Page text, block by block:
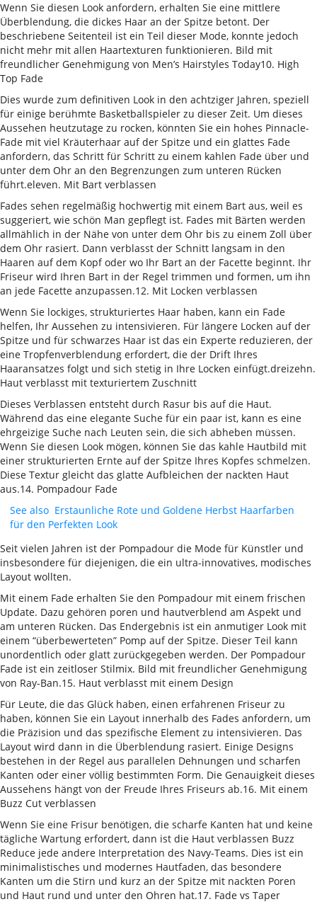
Wenn Sie diesen Look anfordern, erhalten Sie eine mittlere
Überblendung, die dickes Haar an der Spitze betont. Der
beschriebene Seitenteil ist ein Teil dieser Mode, konnte jedoch
nicht mehr mit allen Haartexturen funktionieren. Bild mit
freundlicher Genehmigung von Men’s Hairstyles Today10. High
Top Fade
Dies wurde zum definitiven Look in den achtziger Jahren, speziell
für einige berühmte Basketballspieler zu dieser Zeit. Um dieses
Aussehen heutzutage zu rocken, könnten Sie ein hohes Pinnacle-
Fade mit viel Kräuterhaar auf der Spitze und ein glattes Fade
anfordern, das Schritt für Schritt zu einem kahlen Fade über und
unter dem Ohr an den Begrenzungen zum unteren Rücken
führt.eleven. Mit Bart verblassen
Fades sehen regelmäßig hochwertig mit einem Bart aus, weil es
suggeriert, wie schön Man gepflegt ist. Fades mit Bärten werden
allmählich in der Nähe von unter dem Ohr bis zu einem Zoll über
dem Ohr rasiert. Dann verblasst der Schnitt langsam in den
Haaren auf dem Kopf oder wo Ihr Bart an der Facette beginnt. Ihr
Friseur wird Ihren Bart in der Regel trimmen und formen, um ihn
an jede Facette anzupassen.12. Mit Locken verblassen
Wenn Sie lockiges, strukturiertes Haar haben, kann ein Fade
helfen, Ihr Aussehen zu intensivieren. Für längere Locken auf der
Spitze und für schwarzes Haar ist das ein Experte reduzieren, der
eine Tropfenverblendung erfordert, die der Drift Ihres
Haaransatzes folgt und sich stetig in Ihre Locken einfügt.dreizehn.
Haut verblasst mit texturiertem Zuschnitt
Dieses Verblassen entsteht durch Rasur bis auf die Haut.
Während das eine elegante Suche für ein paar ist, kann es eine
ehrgeizige Suche nach Leuten sein, die sich abheben müssen.
Wenn Sie diesen Look mögen, können Sie das kahle Hautbild mit
einer strukturierten Ernte auf der Spitze Ihres Kopfes schmelzen.
Diese Textur gleicht das glatte Aufbleichen der nackten Haut
aus.14. Pompadour Fade
See also Erstaunliche Rote und Goldene Herbst Haarfarben
für den Perfekten Look
Seit vielen Jahren ist der Pompadour die Mode für Künstler und
insbesondere für diejenigen, die ein ultra-innovatives, modisches
Layout wollten.
Mit einem Fade erhalten Sie den Pompadour mit einem frischen
Update. Dazu gehören poren und hautverblend am Aspekt und
am unteren Rücken. Das Endergebnis ist ein anmutiger Look mit
einem “überbewerteten” Pomp auf der Spitze. Dieser Teil kann
unordentlich oder glatt zurückgegeben werden. Der Pompadour
Fade ist ein zeitloser Stilmix. Bild mit freundlicher Genehmigung
von Ray-Ban.15. Haut verblasst mit einem Design
Für Leute, die das Glück haben, einen erfahrenen Friseur zu
haben, können Sie ein Layout innerhalb des Fades anfordern, um
die Präzision und das spezifische Element zu intensivieren. Das
Layout wird dann in die Überblendung rasiert. Einige Designs
bestehen in der Regel aus parallelen Dehnungen und scharfen
Kanten oder einer völlig bestimmten Form. Die Genauigkeit dieses
Aussehens hängt von der Freude Ihres Friseurs ab.16. Mit einem
Buzz Cut verblassen
Wenn Sie eine Frisur benötigen, die scharfe Kanten hat und keine
tägliche Wartung erfordert, dann ist die Haut verblassen Buzz
Reduce jede andere Interpretation des Navy-Teams. Dies ist ein
minimalistisches und modernes Hautfaden, das besondere
Kanten um die Stirn und kurz an der Spitze mit nackten Poren
und Haut rund und unter den Ohren hat.17. Fade vs Taper